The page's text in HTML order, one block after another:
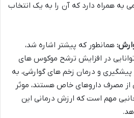
به همراه دارد که آن را به یک انتخاب
همانطور که پیشتر اشاره شد،
در افزایش ترشح موکوس های
پیشگیری و درمان زخم های گوارشی، به
از مصرف داروهای خاص هستند، موثر
مهم است که ارزش درمانی این